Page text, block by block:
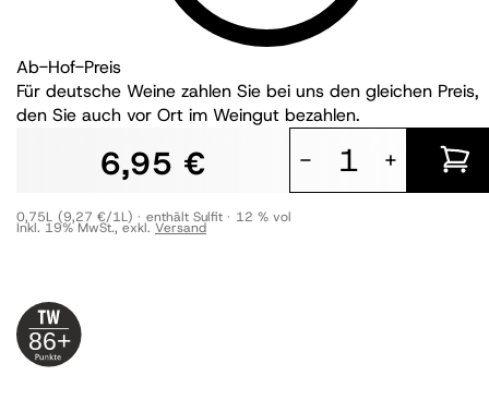
Ab-Hof-Preis
Für deutsche Weine zahlen Sie bei uns den gleichen Preis,
den Sie auch vor Ort im Weingut bezahlen.
6,95 €
Inkl. 19% MwSt., exkl. Versand
- +
0,75L (9,27 €/1L) enthält Sulfit 12 % vol
86+